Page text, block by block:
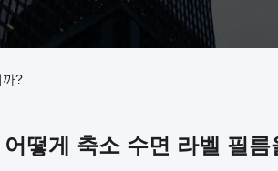
까?
어떻게 축소 수면 라벨 필